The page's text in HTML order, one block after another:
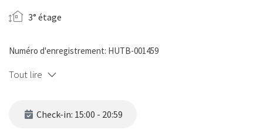
3° étage
Numéro d'enregistrement: HUTB-001459
Tout lire
Check-in: 15:00 - 20:59